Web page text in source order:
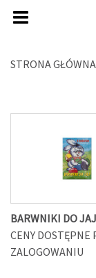
STRONA GŁÓWNA
BARWNIKI DO JAJ
CENY DOSTĘPNE
ZALOGOWANIU